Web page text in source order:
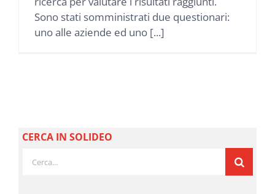
Sono stati somministrati due questionari:
uno alle aziende ed uno [...]
CERCA IN SOLIDEO